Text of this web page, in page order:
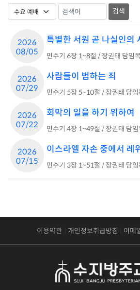
2026
08/05
특별한 서원 곧 나실인의
민수기 6장 1~8절 / 장권태 담임
2026
07/29
사람들이 범하는 죄
민수기 5장 5~10절 / 장권태 담
2026
07/22
회막의 일을 하기 위하여
민수기 4장 1~49절 / 장권태 담
2026
07/15
이스라엘 자손 중에서 레
민수기 3장 1~51절 / 장권태 담
이용약관 개인정보취급방침 이메